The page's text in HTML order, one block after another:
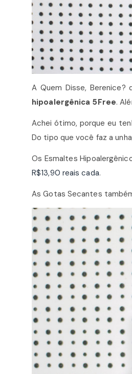
A Quem Disse,
hipoalergênica 5Free.
Achei ótimo, porque eu
Do tipo que você faz a
Os Esmaltes
R$13,90 reais cada.
As Gotas Secantes